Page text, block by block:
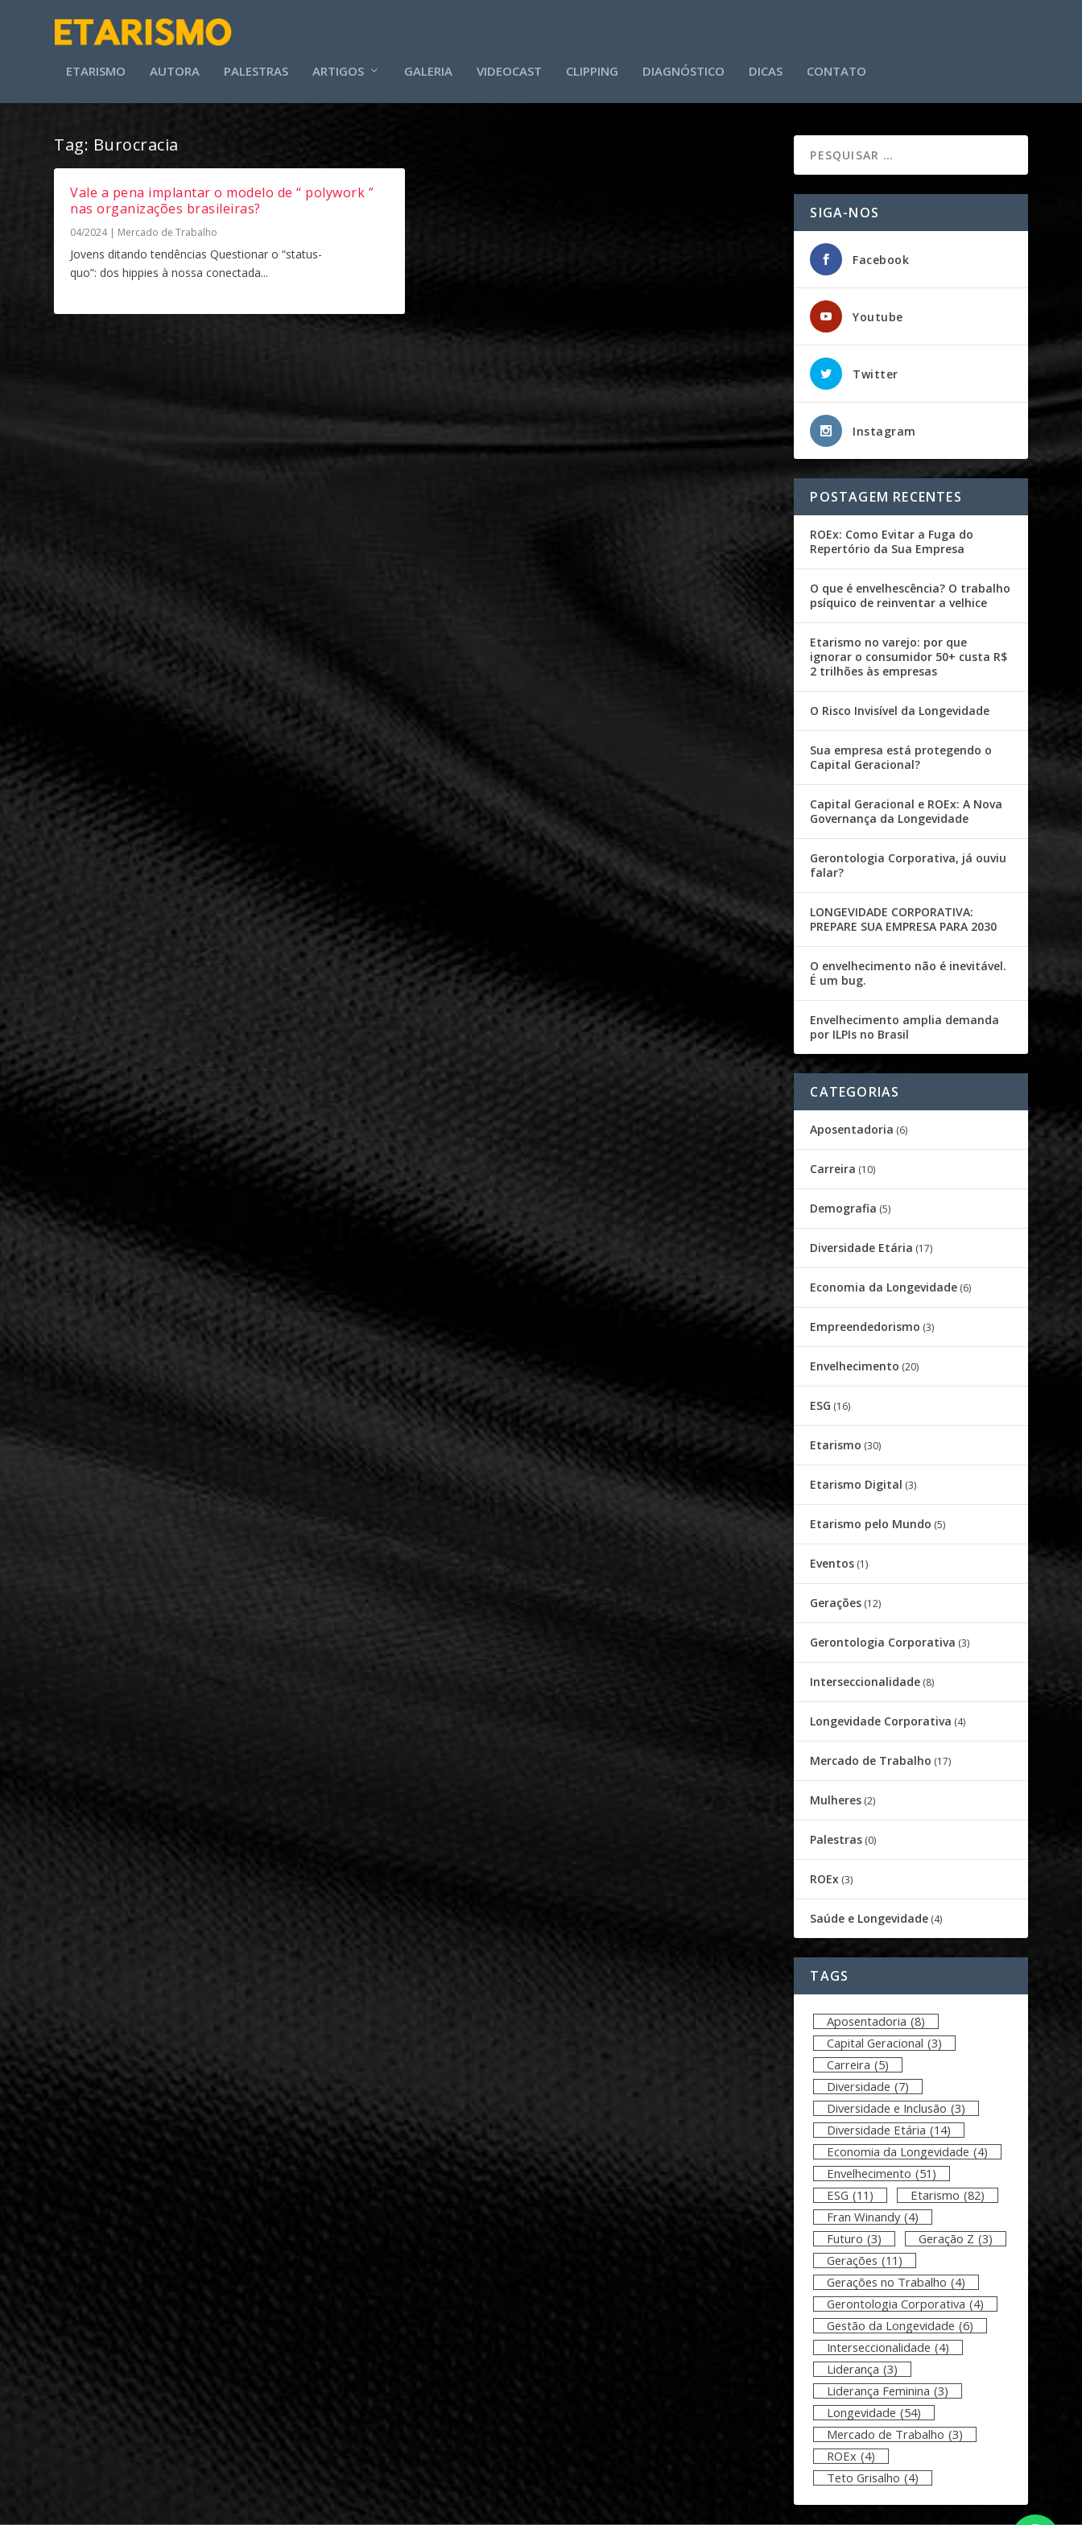
ETARISMO AUTORA PALESTRAS ARTIGOS GALERIA VIDEOCAST CLIPPING DIAGNÓSTICO DICAS CONTATO
Tag: Burocracia
Vale a pena implantar o modelo de “ polywork ”
nas organizações brasileiras?
04/2024| Mercado de Trabalho
Jovens ditando tendências Questionar o “status-
quo”: dos hippies à nossa conectada...
SIGA-NOS
Facebook
Youtube
Twitter
Instagram
POSTAGEM RECENTES
ROEx: Como Evitar a Fuga do
Repertório da Sua Empresa
O que é envelhescência? O trabalho
psíquico de reinventar a velhice
Etarismo no varejo: por que
ignorar o consumidor 50+ custa R$
2 trilhões às empresas
O Risco Invisível da Longevidade
Sua empresa está protegendo o
Capital Geracional?
Capital Geracional e ROEx: A Nova
Governança da Longevidade
Gerontologia Corporativa, já ouviu
falar?
LONGEVIDADE CORPORATIVA:
PREPARE SUA EMPRESA PARA 2030
O envelhecimento não é inevitável.
É um bug.
Envelhecimento amplia demanda
por ILPIs no Brasil
CATEGORIAS
Aposentadoria (6)
Carreira (10)
Demografia (5)
Diversidade Etária (17)
Economia da Longevidade (6)
Empreendedorismo (3)
Envelhecimento (20)
ESG (16)
Etarismo (30)
Etarismo Digital (3)
Etarismo pelo Mundo (5)
Eventos (1)
Gerações (12)
Gerontologia Corporativa (3)
Interseccionalidade (8)
Longevidade Corporativa (4)
Mercado de Trabalho (17)
Mulheres (2)
Palestras (0)
ROEx (3)
Saúde e Longevidade (4)
TAGS
Aposentadoria (8)
Capital Geracional (3)
Carreira (5)
Diversidade (7)
Diversidade e Inclusão (3)
Diversidade Etária (14)
Economia da Longevidade (4)
Envelhecimento (51)
ESG (11) Etarismo (82)
Fran Winandy (4)
Futuro (3) Geração Z (3)
Gerações (11)
Gerações no Trabalho (4)
Gerontologia Corporativa (4)
Gestão da Longevidade (6)
Interseccionalidade (4)
Liderança (3)
Liderança Feminina (3)
Longevidade (54)
Mercado de Trabalho (3)
ROEx (4)
Teto Grisalho (4)